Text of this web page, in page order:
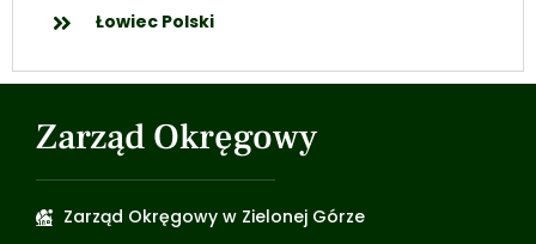
Łowiec Polski
Zarząd Okręgowy
Zarząd Okręgowy w Zielonej Górze